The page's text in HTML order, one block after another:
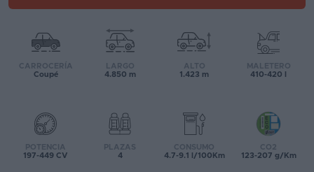
Ofertas
Asistente
CARROCERÍA
Coupé
LARGO
4.850 m
ALTO
1.423 m
MALETERO
410-420 l
POTENCIA
197-449 CV
PLAZAS
4
CONSUMO
4.7-9.1 l/100Km
CO2
123-207 g/Km